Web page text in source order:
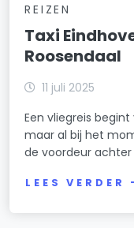
REIZEN
Taxi
Roosendaal
11 juli 2025
Een vliegreis
maar al bij het
de voordeur
LEES VERDER